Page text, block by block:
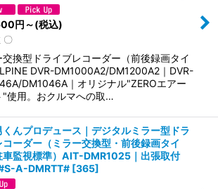
円 ～(税込)
〇
交換型ドライブレコーダー（前後録画タイ
DVR-DM1000A2/DM1200A2｜DVR-
DM1046A｜オリジナル"ZEROエアー
"使用。おクルマへの取…
くんプロデュース｜デジタルミラー型ドラ
コーダー（ミラー交換型・前後録画タイ
車監視標準）AIT-DMR1025｜出張取付
A-DMRTT# [365]